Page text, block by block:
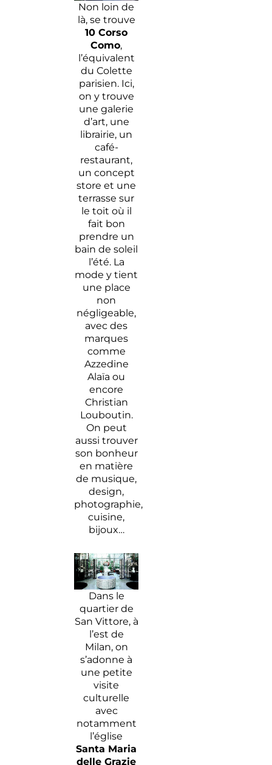
Non loin de
là, se trouve
10 Corso
Como,
l’équivalent
du Colette
parisien. Ici,
on y trouve
une galerie
d’art, une
librairie, un
café-
restaurant,
un concept
store et une
terrasse sur
le toit où il
fait bon
prendre un
bain de soleil
l’été. La
mode y tient
une place
non
négligeable,
avec des
marques
comme
Azzedine
Alaïa ou
encore
Christian
Louboutin.
On peut
aussi trouver
son bonheur
en matière
de musique,
design,
photographie,
cuisine,
bijoux…
Dans le
quartier de
San Vittore, à
l’est de
Milan, on
s’adonne à
une petite
visite
culturelle
avec
notamment
l’église
Santa Maria
delle Grazie